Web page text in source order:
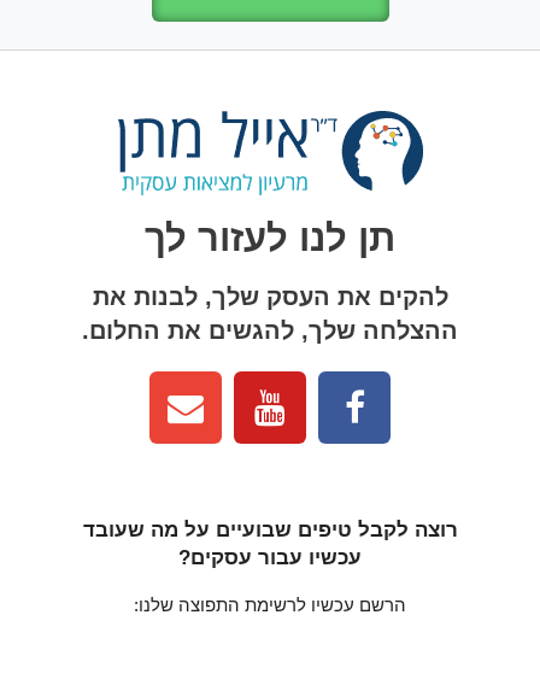
תן לנו לעזור לך
להקים את העסק שלך, לבנות את
ההצלחה שלך, להגשים את החלום.
רוצה לקבל טיפים שבועיים על מה שעובד
עכשיו עבור עסקים?
הרשם עכשיו לרשימת התפוצה שלנו: